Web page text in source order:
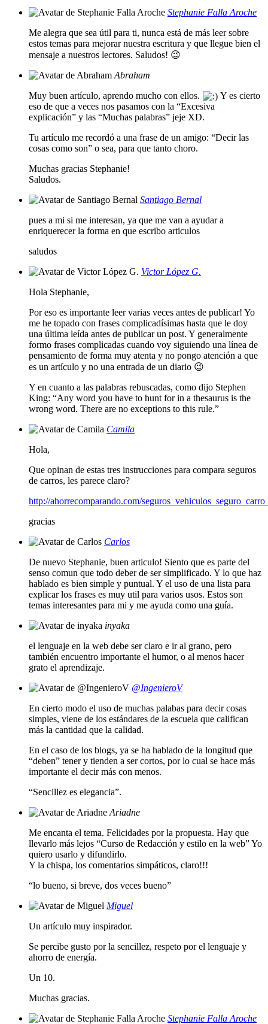
Stephanie Falla Aroche
Me alegra que sea útil para ti, nunca está de más leer sobre
estos temas para mejorar nuestra escritura y que llegue bien el
mensaje a nuestros lectores. Saludos! 😉
Abraham
Muy buen artículo, aprendo mucho con ellos.
Y es cierto
eso de que a veces nos pasamos con la “Excesiva
explicación” y las “Muchas palabras” jeje XD.
Tu artículo me recordó a una frase de un amigo: “Decir las
cosas como son” o sea, para que tanto choro.
Muchas gracias Stephanie!
Saludos.
Santiago Bernal
pues a mi si me interesan, ya que me van a ayudar a
enriquerecer la forma en que escribo articulos
saludos
Victor López G.
Hola Stephanie,
Por eso es importante leer varias veces antes de publicar! Yo
me he topado con frases complicadísimas hasta que le doy
una última leída antes de publicar un post. Y generalmente
formo frases complicadas cuando voy siguiendo una línea de
pensamiento de forma muy atenta y no pongo atención a que
es un artículo y no una entrada de un diario 😉
Y en cuanto a las palabras rebuscadas, como dijo Stephen
King: “Any word you have to hunt for in a thesaurus is the
wrong word. There are no exceptions to this rule.”
Camila
Hola,
Que opinan de estas tres instrucciones para compara seguros
de carros, les parece claro?
http://ahorrecomparando.com/
gracias
Carlos
De nuevo Stephanie, buen articulo! Siento que es parte del
senso comun que todo deber de ser simplificado. Y lo que haz
hablado es bien simple y puntual. Y el uso de una lista para
explicar los frases es muy util para varios usos. Estos son
temas interesantes para mi y me ayuda como una guía.
inyaka
el lenguaje en la web debe ser claro e ir al grano, pero
también encuentro importante el humor, o al menos hacer
grato el aprendizaje.
@IngenieroV
En cierto modo el uso de muchas palabas para decir cosas
simples, viene de los estándares de la escuela que califican
más la cantidad que la calidad.
En el caso de los blogs, ya se ha hablado de la longitud que
“deben” tener y tienden a ser cortos, por lo cual se hace más
importante el decir más con menos.
“Sencillez es elegancia”.
Ariadne
Me encanta el tema. Felicidades por la propuesta. Hay que
llevarlo más lejos “Curso de Redacción y estilo en la web” Yo
quiero usarlo y difundirlo.
Y la chispa, los comentarios simpáticos, claro!!!
“lo bueno, si breve, dos veces bueno”
Miguel
Un artículo muy inspirador.
Se percibe gusto por la sencillez, respeto por el lenguaje y
ahorro de energía.
Un 10.
Muchas gracias.
Stephanie Falla Aroche